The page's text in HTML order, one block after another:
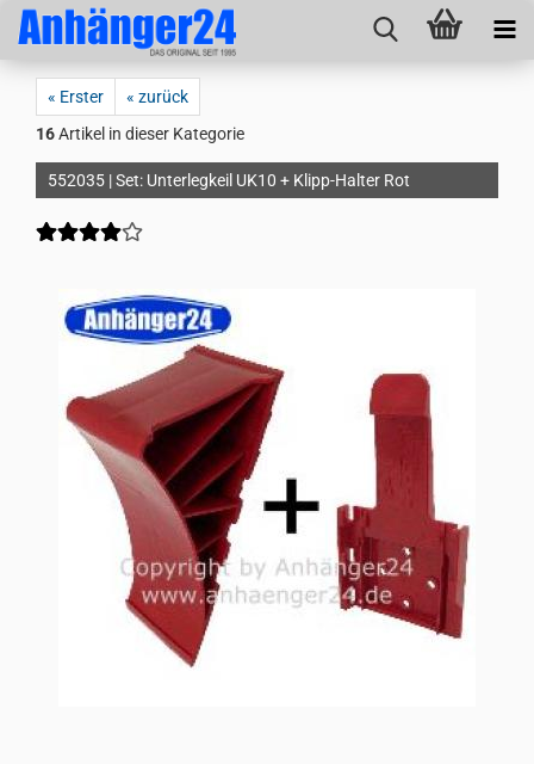
« Erster
« zurück
16Artikel in dieser Kategorie
552035 | Set: Unterlegkeil UK10 + Klipp-Halter Rot